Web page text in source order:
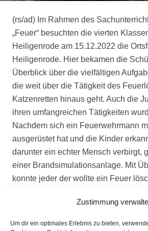
Zustimmung
Um dir ein optimales Erlebnis zu bieten,
(rs/ad) Im Rahmen des
„Feuer“ besuchten die vierten
Heiligenrode am 15.12.2022 die
Heiligenrode. Hier bekamen die
Überblick über die vielfältigen
die weit über die Tätigkeit des
Katzenretten hinaus geht. Auch die
ihren umfangreichen Tätigkeiten
Nachdem sich ein Feuerwehrmann
ausgerüstet hat und die Kinder
darunter ein echter Mensch verbirgt,
einer Brandsimulationsanlage. Mit
konnte jeder der wollte ein Feuer
anzuschauen und viele Fragen zu